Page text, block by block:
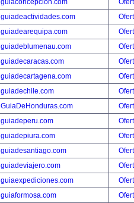
guiaconcepcion.com
guiadeactividades.com
guiadearequipa.com
guiadeblumenau.com
guiadecaracas.com
guiadecartagena.com
guiadechile.com
GuiaDeHonduras.com
guiadeperu.com
guiadepiura.com
guiadesantiago.com
guiadeviajero.com
guiaexpediciones.com
guiaformosa.com